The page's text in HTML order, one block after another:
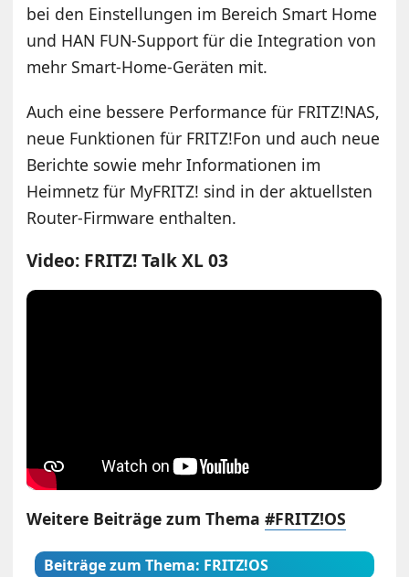
bei den Einstellungen im Bereich Smart Home
und HAN FUN-Support für die Integration von
mehr Smart-Home-Geräten mit.
Auch eine bessere Performance für FRITZ!NAS,
neue Funktionen für FRITZ!Fon und auch neue
Berichte sowie mehr Informationen im
Heimnetz für MyFRITZ! sind in der aktuellsten
Router-Firmware enthalten.
Video: FRITZ! Talk XL 03
Weitere Beiträge zum Thema#FRITZ!OS
Beiträge zum Thema: FRITZ!OS